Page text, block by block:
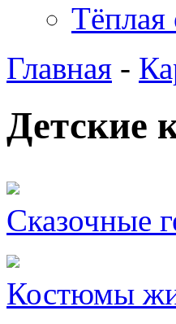
Тёплая
Главная -
Детские
Сказочные
Костюмы